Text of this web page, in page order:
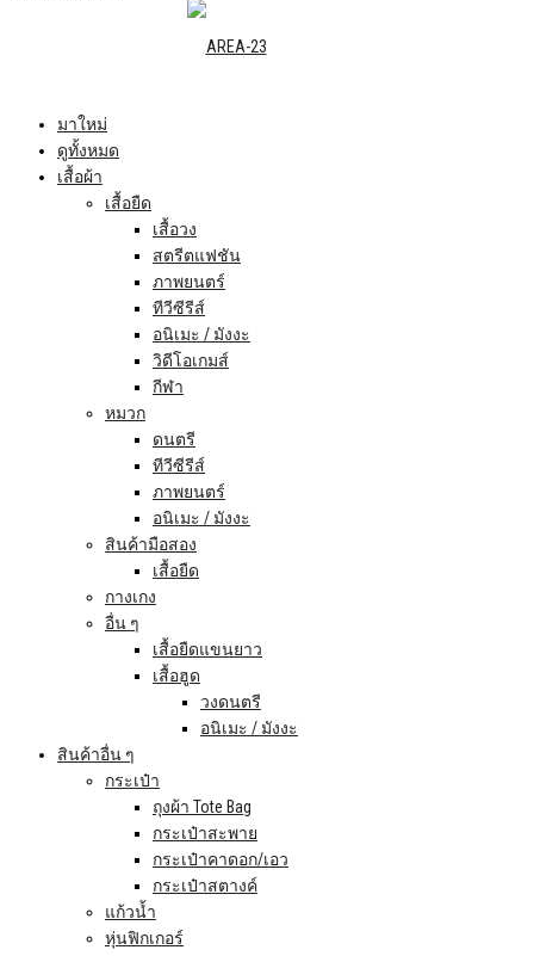
มาใหม่
ดูทั้งหมด
เสื้อผ้า
เสื้อยืด
เสื้อวง
สตรีตแฟชัน
ภาพยนตร์
ทีวีซีรีส์
อนิเมะ / มังงะ
วิดีโอเกมส์
กีฬา
หมวก
ดนตรี
ทีวีซีรีส์
ภาพยนตร์
อนิเมะ / มังงะ
สินค้ามือสอง
เสื้อยืด
กางเกง
อื่น ๆ
เสื้อยืดแขนยาว
เสื้อฮูด
วงดนตรี
อนิเมะ / มังงะ
สินค้าอื่น ๆ
กระเป๋า
ถุงผ้า Tote Bag
กระเป๋าสะพาย
กระเป๋าคาดอก/เอว
กระเป๋าสตางค์
แก้วน้ำ
หุ่นฟิกเกอร์